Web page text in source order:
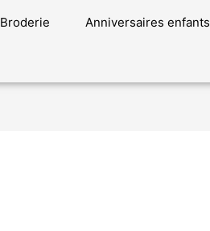
Broderie Anniversaires enfants